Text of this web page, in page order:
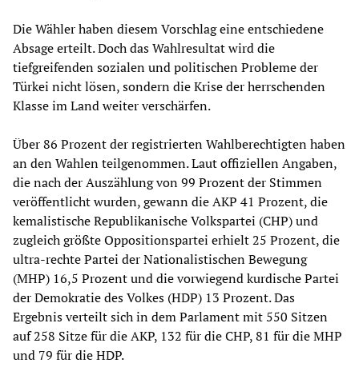
Die Wähler haben diesem Vorschlag eine entschiedene
Absage erteilt. Doch das Wahlresultat wird die
tiefgreifenden sozialen und politischen Probleme der
Türkei nicht lösen, sondern die Krise der herrschenden
Klasse im Land weiter verschärfen.
Über 86 Prozent der registrierten Wahlberechtigten haben
an den Wahlen teilgenommen. Laut offiziellen Angaben,
die nach der Auszählung von 99 Prozent der Stimmen
veröffentlicht wurden, gewann die AKP 41 Prozent, die
kemalistische Republikanische Volkspartei (CHP) und
zugleich größte Oppositionspartei erhielt 25 Prozent, die
ultra-rechte Partei der Nationalistischen Bewegung
(MHP) 16,5 Prozent und die vorwiegend kurdische Partei
der Demokratie des Volkes (HDP) 13 Prozent. Das
Ergebnis verteilt sich in dem Parlament mit 550 Sitzen
auf 258 Sitze für die AKP, 132 für die CHP, 81 für die MHP
und 79 für die HDP.